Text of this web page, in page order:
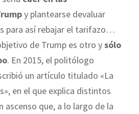
y plantearse devaluar
para así rebajar el tarifazo…
de Trump es otro ysólo
. En 2015, el politólogo
un artículo titulado «La
en el que explica distintos
ascenso que, a lo largo de la